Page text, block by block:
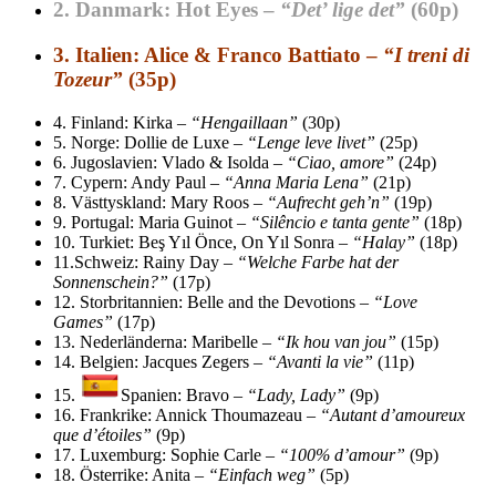
2. Danmark: Hot Eyes – “Det’ lige det” (60p)
3. Italien: Alice & Franco Battiato – “I treni di
Tozeur” (35p)
4. Finland: Kirka – “Hengaillaan” (30p)
5. Norge: Dollie de Luxe – “Lenge leve livet” (25p)
6. Jugoslavien: Vlado & Isolda – “Ciao, amore” (24p)
7. Cypern: Andy Paul – “Anna Maria Lena” (21p)
8. Västtyskland: Mary Roos – “Aufrecht geh’n” (19p)
9. Portugal: Maria Guinot – “Silêncio e tanta gente” (18p)
10. Turkiet: Beş Yıl Önce, On Yıl Sonra – “Halay” (18p)
11.Schweiz: Rainy Day – “Welche Farbe hat der
Sonnenschein?” (17p)
12. Storbritannien: Belle and the Devotions – “Love
Games” (17p)
13. Nederländerna: Maribelle – “Ik hou van jou” (15p)
14. Belgien: Jacques Zegers – “Avanti la vie” (11p)
15.
Spanien: Bravo – “Lady, Lady” (9p)
16. Frankrike: Annick Thoumazeau – “Autant d’amoureux
que d’étoiles” (9p)
17. Luxemburg: Sophie Carle – “100% d’amour” (9p)
18. Österrike: Anita – “Einfach weg” (5p)